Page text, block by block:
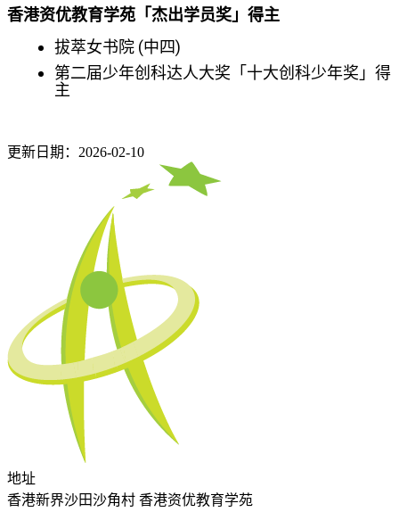
香港资优教育学苑「杰出学员奖」得主
拔萃女书院 (中四)
第二届少年创科达人大奖「十大创科少年奖」得
主
更新日期：2026-02-10
地址
香港新界沙田沙角村 香港资优教育学苑